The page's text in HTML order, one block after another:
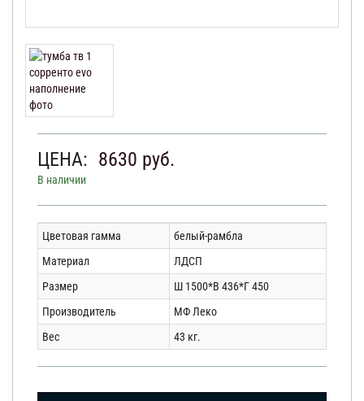
ЦЕНА: 8630 руб.
В наличии
Цветовая гамма
белый-рамбла
Материал
ЛДСП
Размер
Ш 1500*В 436*Г 450
Производитель
МФ Леко
Вес
43 кг.